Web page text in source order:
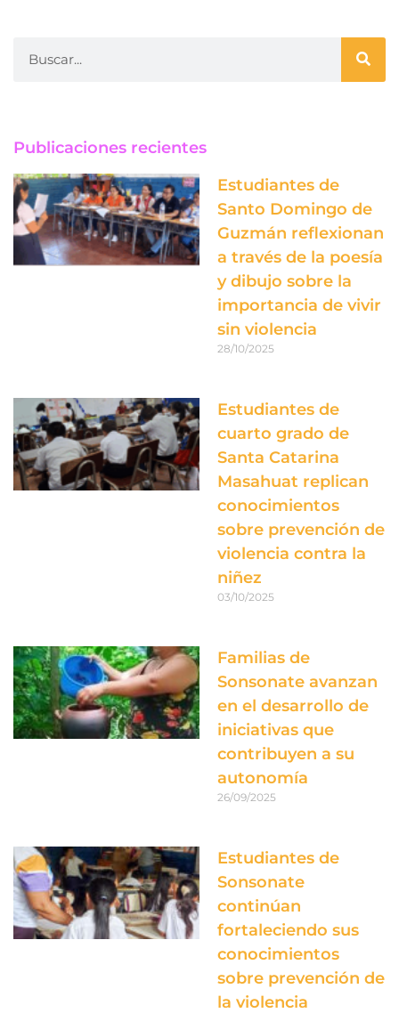
Publicaciones recientes
Estudiantes de
Santo Domingo de
Guzmán reflexionan
a través de la poesía
y dibujo sobre la
importancia de vivir
sin violencia
28/10/2025
Estudiantes de
cuarto grado de
Santa Catarina
Masahuat replican
conocimientos
sobre prevención de
violencia contra la
niñez
03/10/2025
Familias de
Sonsonate avanzan
en el desarrollo de
iniciativas que
contribuyen a su
autonomía
26/09/2025
Estudiantes de
Sonsonate
continúan
fortaleciendo sus
conocimientos
sobre prevención de
la violencia